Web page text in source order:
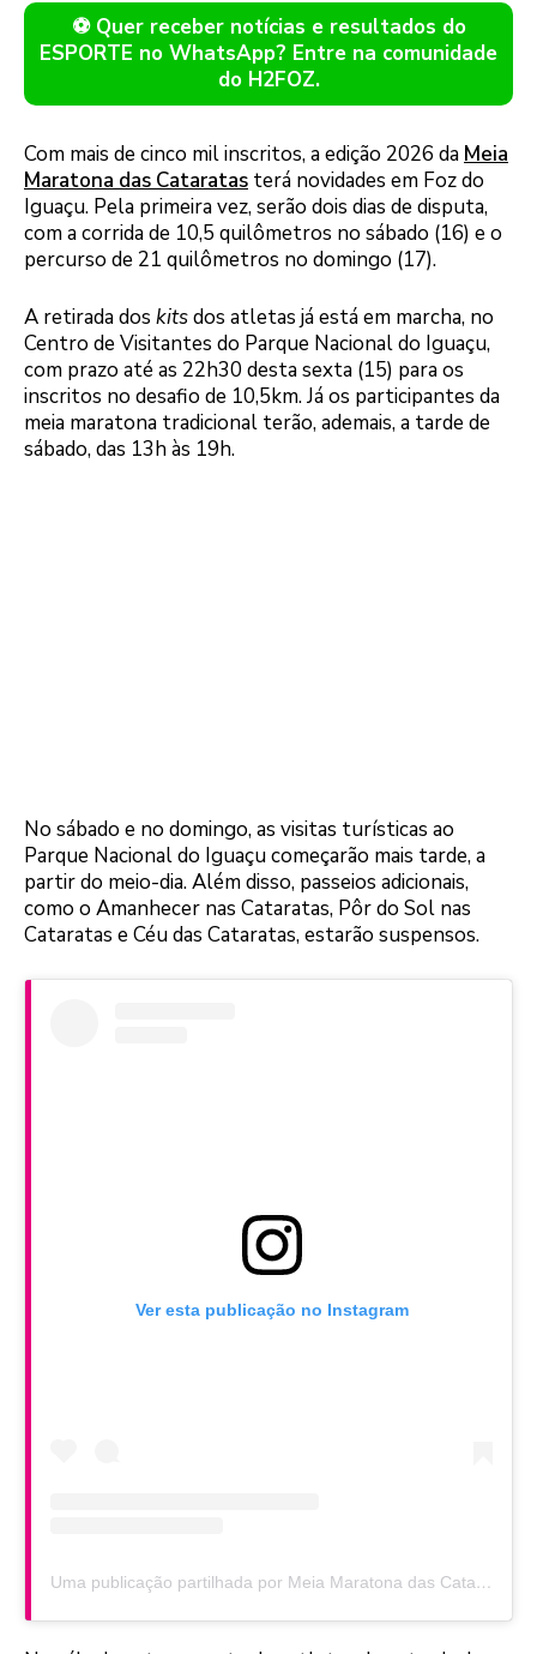
⚽ Quer receber notícias e resultados do
ESPORTE no WhatsApp? Entre na comunidade
do H2FOZ.
Com mais de cinco mil inscritos, a edição 2026 da Meia
Maratona das Cataratas terá novidades em Foz do
Iguaçu. Pela primeira vez, serão dois dias de disputa,
com a corrida de 10,5 quilômetros no sábado (16) e o
percurso de 21 quilômetros no domingo (17).
A retirada dos kitsdos atletas já está em marcha, no
Centro de Visitantes do Parque Nacional do Iguaçu,
com prazo até as 22h30 desta sexta (15) para os
inscritos no desafio de 10,5km. Já os participantes da
meia maratona tradicional terão, ademais, a tarde de
sábado, das 13h às 19h.
No sábado e no domingo, as visitas turísticas ao
Parque Nacional do Iguaçu começarão mais tarde, a
partir do meio-dia. Além disso, passeios adicionais,
como o Amanhecer nas Cataratas, Pôr do Sol nas
Cataratas e Céu das Cataratas, estarão suspensos.
Ver esta publicação no Instagram
Uma publicação partilhada por Meia Maratona das Cataratas (@meiadascataratas)